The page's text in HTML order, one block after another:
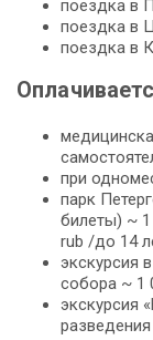
поездка в
поездка в
поездка в
при
парк
билеты) ~ 1
rub /до 14
экскурсия
собора ~ 1
экскурсия